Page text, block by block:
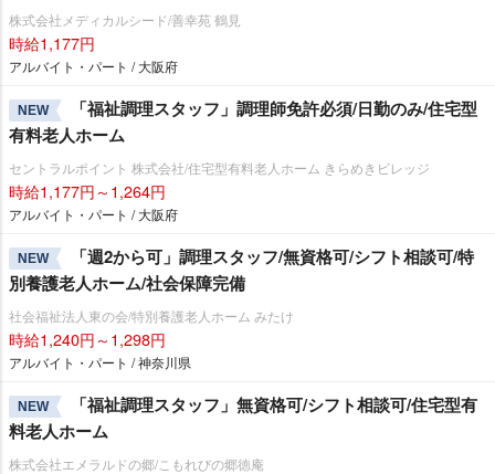
株式会社メディカルシード/善幸苑 鶴見
時給1,177円
アルバイト・パート / 大阪府
NEW
「福祉調理スタッフ」調理師免許必須/日勤のみ/住宅型
有料老人ホーム
セントラルポイント 株式会社/住宅型有料老人ホーム きらめきビレッジ
時給1,177円～1,264円
アルバイト・パート / 大阪府
NEW
「週2から可」調理スタッフ/無資格可/シフト相談可/特
別養護老人ホーム/社会保障完備
社会福祉法人東の会/特別養護老人ホーム みたけ
時給1,240円～1,298円
アルバイト・パート / 神奈川県
NEW
「福祉調理スタッフ」無資格可/シフト相談可/住宅型有
料老人ホーム
株式会社エメラルドの郷/こもれびの郷徳庵